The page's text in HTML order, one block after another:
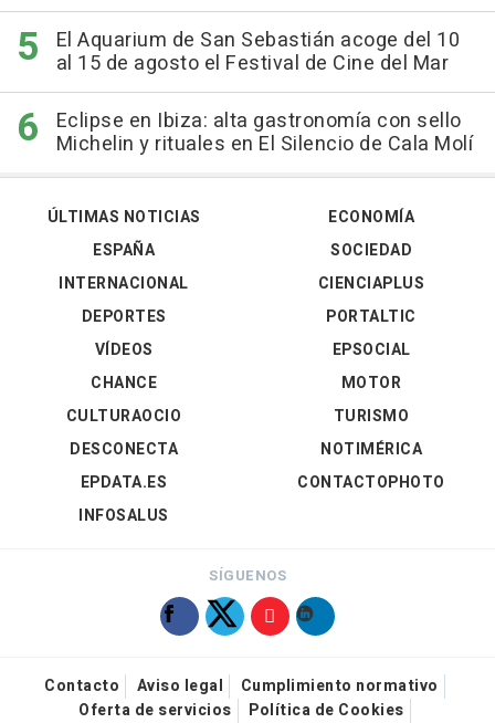
El Aquarium de San Sebastián acoge del 10
al 15 de agosto el Festival de Cine del Mar
Eclipse en Ibiza: alta gastronomía con sello
Michelin y rituales en El Silencio de Cala Molí
ÚLTIMAS NOTICIAS
ESPAÑA
INTERNACIONAL
DEPORTES
VÍDEOS
ECONOMÍA
SOCIEDAD
CIENCIAPLUS
PORTALTIC
EPSOCIAL
CHANCE
CULTURAOCIO
DESCONECTA
EPDATA.ES
INFOSALUS
MOTOR
TURISMO
NOTIMÉRICA
CONTACTOPHOTO
SÍGUENOS
Contacto Aviso legal
Cumplimiento normativo
Oferta de servicios
Política de Cookies